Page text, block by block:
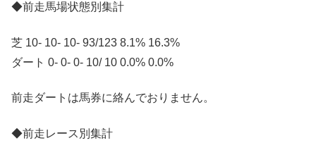
◆前走馬場状態別集計
芝 10- 10- 10- 93/123 8.1% 16.3%
ダート 0- 0- 0- 10/ 10 0.0% 0.0%
前走ダートは馬券に絡んでおりません。
◆前走レース別集計